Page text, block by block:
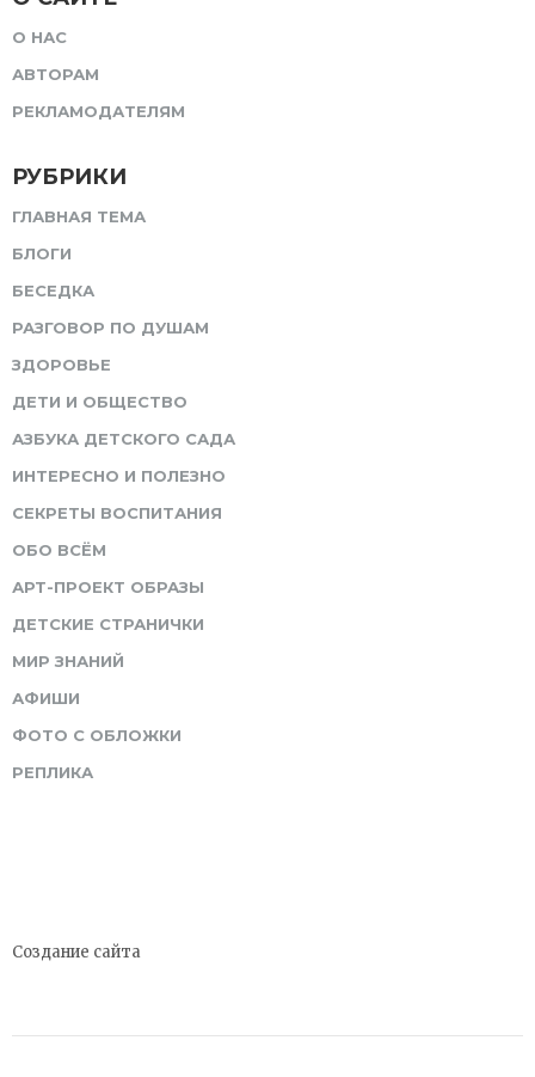
О НАС
АВТОРАМ
РЕКЛАМОДАТЕЛЯМ
РУБРИКИ
ГЛАВНАЯ ТЕМА
БЛОГИ
БЕСЕДКА
РАЗГОВОР ПО ДУШАМ
ЗДОРОВЬЕ
ДЕТИ И ОБЩЕСТВО
АЗБУКА ДЕТСКОГО САДА
ИНТЕРЕСНО И ПОЛЕЗНО
СЕКРЕТЫ ВОСПИТАНИЯ
ОБО ВСЁМ
АРТ-ПРОЕКТ ОБРАЗЫ
ДЕТСКИЕ СТРАНИЧКИ
МИР ЗНАНИЙ
АФИШИ
ФОТО С ОБЛОЖКИ
РЕПЛИКА
Создание сайта